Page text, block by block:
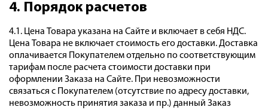
4. Порядок расчетов
4.1. Цена Товара указана на Сайте и включает в себя НДС.
Цена Товара не включает стоимость его доставки. Доставка
оплачивается Покупателем отдельно по соответствующим
тарифам после расчета стоимости доставки при
оформлении Заказа на Сайте. При невозможности
связаться с Покупателем (отсутствие по адресу доставки,
невозможность принятия заказа и пр.) данный Заказ